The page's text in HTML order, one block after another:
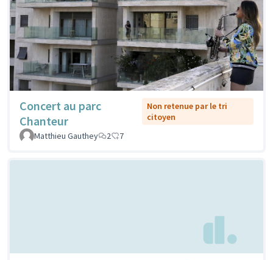
Concert au parc
Chanteur
Non retenue par le tri
citoyen
Matthieu Gauthey
2 7